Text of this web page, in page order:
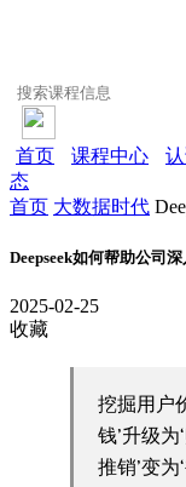
首页 课程中心
态
首页 大数据时代
Deepseek如何帮助公司
2025-02-25
收藏
挖掘用户
钱’升级为
推销’变为